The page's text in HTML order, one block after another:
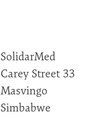
SolidarMed
Carey Street 33
Masvingo
Simbabwe